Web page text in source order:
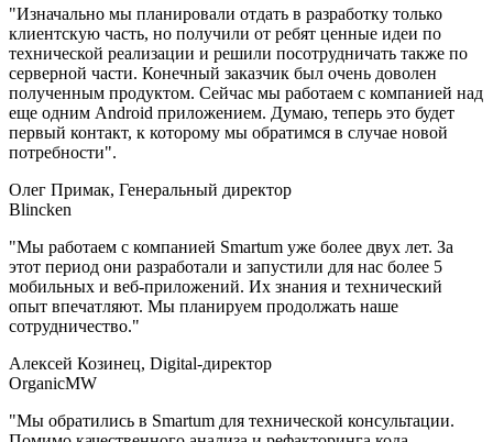
"Изначально мы планировали отдать в разработку только
клиентскую часть, но получили от ребят ценные идеи по
технической реализации и решили посотрудничать также по
серверной части. Конечный заказчик был очень доволен
полученным продуктом. Сейчас мы работаем с компанией над
еще одним Android приложением. Думаю, теперь это будет
первый контакт, к которому мы обратимся в случае новой
потребности".
Олег Примак, Генеральный директор
Blincken
"Мы работаем с компанией Smartum уже более двух лет. За
этот период они разработали и запустили для нас более 5
мобильных и веб-приложений. Их знания и технический
опыт впечатляют. Мы планируем продолжать наше
сотрудничество."
Алексей Козинец, Digital-директор
OrganicMW
"Мы обратились в Smartum для технической консультации.